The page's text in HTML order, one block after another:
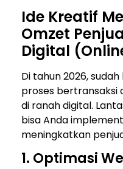
Ide Kreatif
Omzet
Digital
Di tahun 2026,
proses bertransaksi
di ranah digital.
bisa Anda
meningkatkan
1. Optimasi